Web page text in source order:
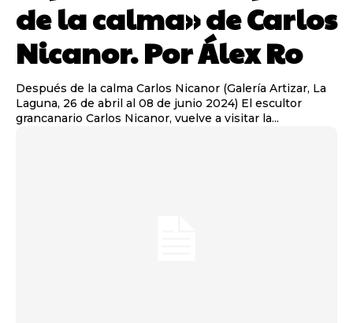
de la calma» de Carlos
Nicanor. Por Álex Ro
Después de la calma Carlos Nicanor (Galería Artizar, La
Laguna, 26 de abril al 08 de junio 2024) El escultor
grancanario Carlos Nicanor, vuelve a visitar la...